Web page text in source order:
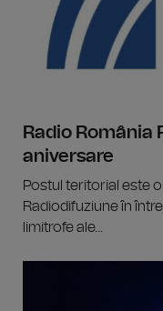
Radio România
aniversare
Postul teritorial este
Radiodifuziune în
limitrofe ale...